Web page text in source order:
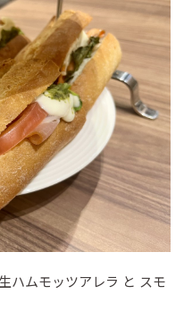
ハムモッツアレラ と スモ